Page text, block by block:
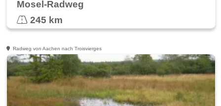
Mosel-Radweg
245 km
Radweg von Aachen nach Troisvierges